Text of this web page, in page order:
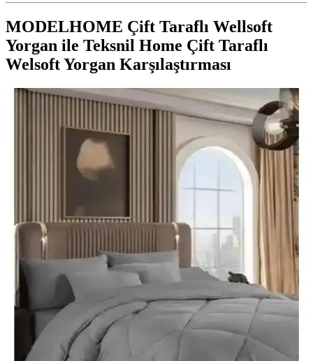
MODELHOME Çift Taraflı Wellsoft
Yorgan ile Teksnil Home Çift Taraflı
Welsoft Yorgan Karşılaştırması